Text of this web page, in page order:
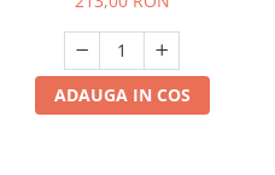
ADAUGA IN COS